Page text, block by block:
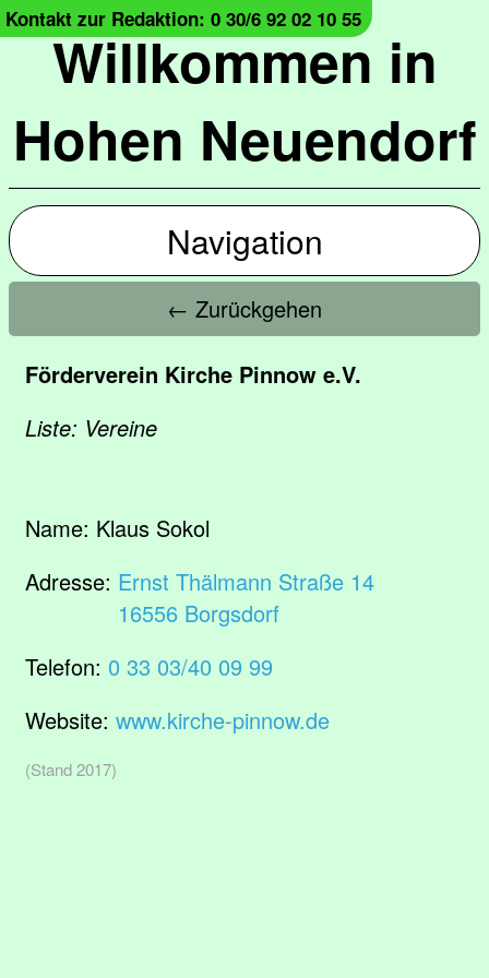
Willkommen in
Hohen Neuendorf
Kontakt zur Redaktion: 0 30/6 92 02 10 55
Navigation
← Zurückgehen
Förderverein Kirche Pinnow e.V.
Liste: Vereine
Name: Klaus Sokol
Adresse: Ernst Thälmann Straße 14
16556 Borgsdorf
Telefon: 0 33 03/40 09 99
Website: www.kirche-pinnow.de
(Stand 2017)